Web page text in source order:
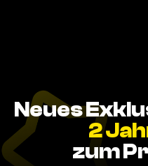
Neues
2
zum